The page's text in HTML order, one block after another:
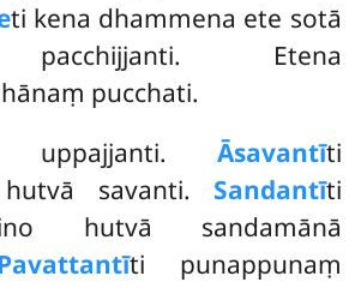
ti kena dhammena ete sotā
pacchijjanti. Etena
pucchati.
uppajjanti. Āsavantīti
savanti. Sandantīti
hutvā sandamānā
ti punappunaṃ